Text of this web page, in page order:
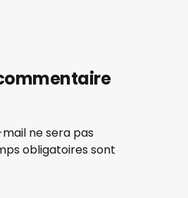
ne sera pas
obligatoires sont